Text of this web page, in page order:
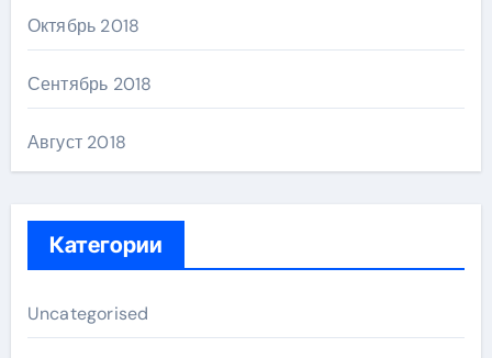
Октябрь 2018
Сентябрь 2018
Август 2018
Категории
Uncategorised